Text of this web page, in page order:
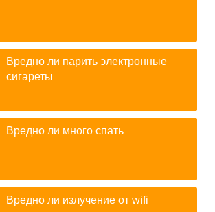
Вредно ли парить электронные
сигареты
Вредно ли много спать
Вредно ли излучение от wifi